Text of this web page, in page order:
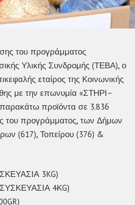
του προγράμματος
Υλικής Συνδρομής (ΤΕΒΑ), ο
εταίρος της Κοινωνικής
με την επωνυμία «ΣΤΗΡΙ–
παρακάτω προϊόντα σε 3.836
του προγράμματος, των Δήμων
(617), Τοπείρου (376) &
3KG)
4ΚG)